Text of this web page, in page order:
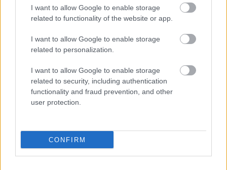
I want to allow Google to enable storage
related to functionality of the website or app.
I want to allow Google to enable storage
related to personalization.
I want to allow Google to enable storage
related to security, including authentication
functionality and fraud prevention, and other
user protection.
CONFIRM
Φρούτα, σακχαρώδης διαβήτης και καλοκαίρι